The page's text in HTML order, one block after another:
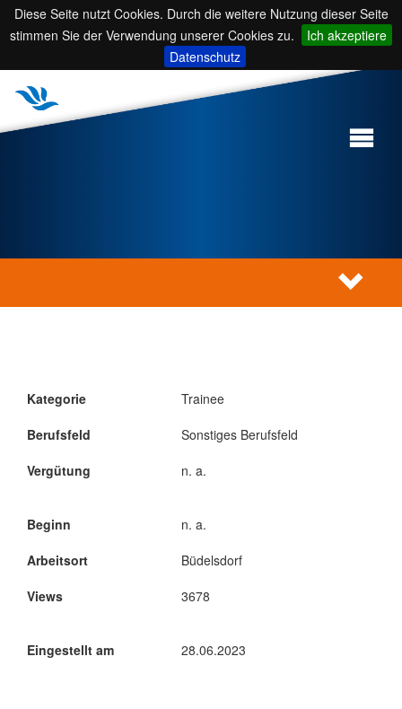
Diese Seite nutzt Cookies. Durch die weitere Nutzung dieser Seite
stimmen Sie der Verwendung unserer Cookies zu.
Ich akzeptiere
Datenschutz
Kategorie
Berufsfeld
Vergütung
Trainee
Sonstiges Berufsfeld
n. a.
Beginn
Arbeitsort
Views
n. a.
Büdelsdorf
3678
Eingestellt am 28.06.2023